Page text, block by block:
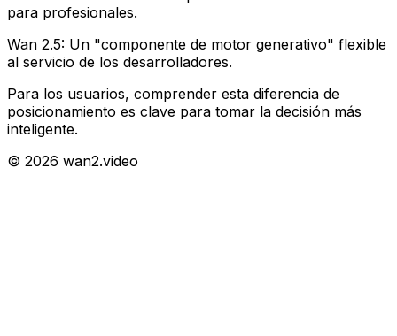
para profesionales.
Wan 2.5: Un "componente de motor generativo" flexible
al servicio de los desarrolladores.
Para los usuarios, comprender esta diferencia de
posicionamiento es clave para tomar la decisión más
inteligente.
© 2026 wan2.video